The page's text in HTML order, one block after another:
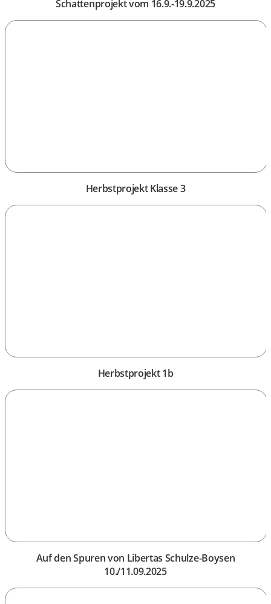
Schattenprojekt vom 16.9.-19.9.2025
Herbstprojekt Klasse 3
Herbstprojekt 1b
Auf den Spuren von Libertas Schulze-Boysen
10./11.09.2025